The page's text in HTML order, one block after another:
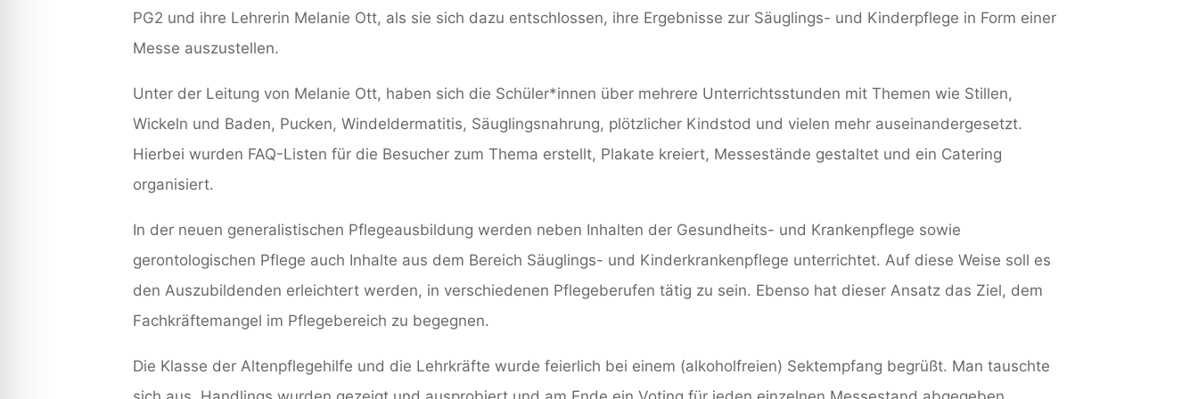
PG2 und ihre Lehrerin Melanie Ott, als sie sich dazu entschlossen, ihre Ergebnisse zur Säuglings- und Kinderpflege in Form einer
Messe auszustellen.
Unter der Leitung von Melanie Ott, haben sich die Schüler*innen über mehrere Unterrichtsstunden mit Themen wie Stillen,
Wickeln und Baden, Pucken, Windeldermatitis, Säuglingsnahrung, plötzlicher Kindstod und vielen mehr auseinandergesetzt.
Hierbei wurden FAQ-Listen für die Besucher zum Thema erstellt, Plakate kreiert, Messestände gestaltet und ein Catering
organisiert.
In der neuen generalistischen Pflegeausbildung werden neben Inhalten der Gesundheits- und Krankenpflege sowie
gerontologischen Pflege auch Inhalte aus dem Bereich Säuglings- und Kinderkrankenpflege unterrichtet. Auf diese Weise soll es
den Auszubildenden erleichtert werden, in verschiedenen Pflegeberufen tätig zu sein. Ebenso hat dieser Ansatz das Ziel, dem
Fachkräftemangel im Pflegebereich zu begegnen.
Die Klasse der Altenpflegehilfe und die Lehrkräfte wurde feierlich bei einem (alkoholfreien) Sektempfang begrüßt. Man tauschte